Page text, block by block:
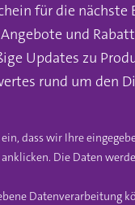
für die nächste
und
Updates zu
rund um den
dass wir Ihre
Die Daten
Datenverarbeitung